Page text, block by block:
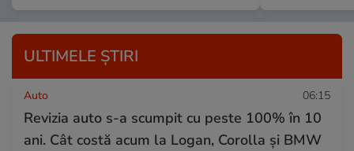
ULTIMELE ȘTIRI
Auto 06:15
Revizia auto s-a scumpit cu peste 100% în 10
ani. Cât costă acum la Logan, Corolla și BMW